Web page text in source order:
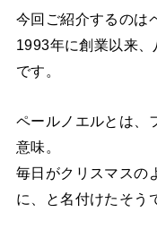
今回ご紹介するのは
1993年に創業以来
です。
ペールノエルとは、
意味。
毎日がクリスマスの
に、と名付けたそう